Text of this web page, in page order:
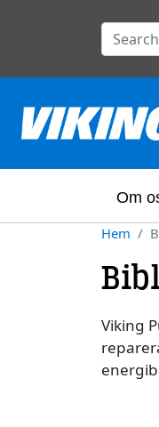
Om
Hem
Viking